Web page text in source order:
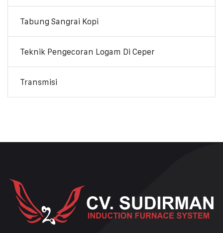
Tabung Sangrai Kopi
Teknik Pengecoran Logam Di Ceper
Transmisi